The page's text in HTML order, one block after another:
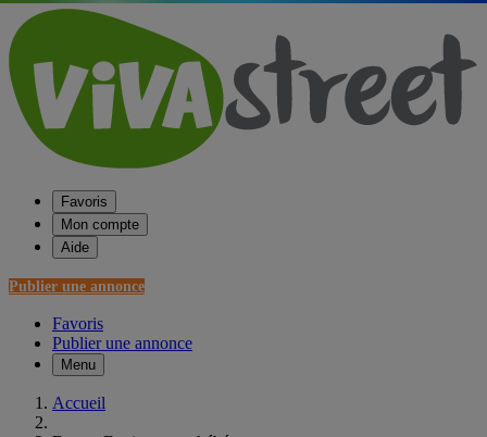
Favoris
Mon compte
Aide
Publier une annonce
Favoris
Publier une annonce
Menu
Accueil